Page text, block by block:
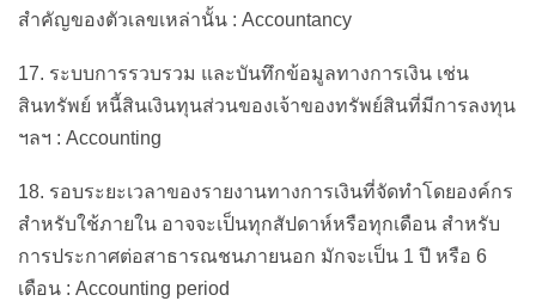
สำคัญของตัวเลขเหล่านั้น : Accountancy
17. ระบบการรวบรวม และบันทึกข้อมูลทางการเงิน เช่น
สินทรัพย์ หนี้สินเงินทุนส่วนของเจ้าของทรัพย์สินที่มีการลงทุน
ฯลฯ : Accounting
18. รอบระยะเวลาของรายงานทางการเงินที่จัดทำโดยองค์กร
สำหรับใช้ภายใน อาจจะเป็นทุกสัปดาห์หรือทุกเดือน สำหรับ
การประกาศต่อสาธารณชนภายนอก มักจะเป็น 1 ปี หรือ 6
เดือน : Accounting period